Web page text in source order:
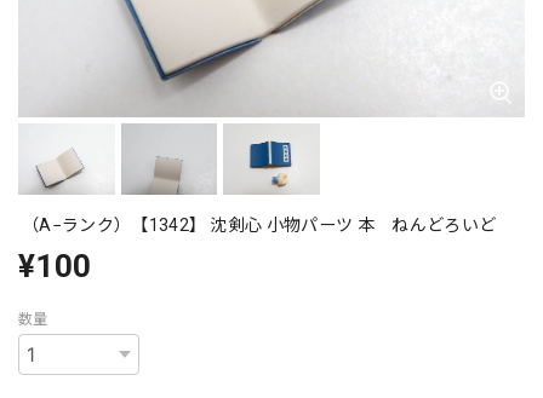
（A−ランク）【1342】 沈剣心 小物パーツ 本 ねんどろいど
¥100
数量